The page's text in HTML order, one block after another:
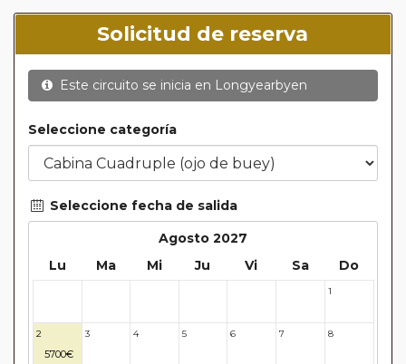
Solicitud de reserva
Este circuito se inicia en Longyearbyen
Seleccione categoría
Seleccione fecha de salida
Agosto 2027
Lu
Ma Mi Ju Vi Sa Do
1
2
5700€
3 4 5 6 7 8